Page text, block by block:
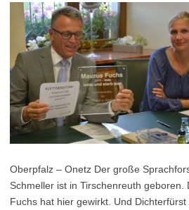
Oberpfalz – Onetz Der große
Schmeller ist in Tirschenreuth
Fuchs hat hier gewirkt. Und